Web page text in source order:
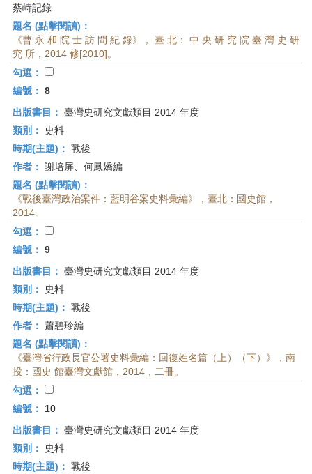
蔡峙記錄
題名 (點擊閱讀)：
《曹 永 和 院 士 訪 問 紀 錄》， 臺 北： 中 央 研 究 院 臺 灣 史 研
究 所，2014 修[2010]。
勾選：
編號： 8
出版書目： 臺灣史研究文獻類目 2014 年度
類別：
史料
時期(主題)： 戰後
作者： 謝培屏、何鳳嬌編
題名 (點擊閱讀)：
《戰後臺灣政治案件：藍明谷案史料彙編》，臺北：國史館，
2014。
勾選：
編號： 9
出版書目： 臺灣史研究文獻類目 2014 年度
類別：
史料
時期(主題)： 戰後
作者： 蕭碧珍編
題名 (點擊閱讀)：
《臺灣省行政長官公署史料彙編：回復姓名篇（上）（下）》，南
投：國史 館臺灣文獻館，2014，二冊。
勾選：
編號：
10
出版書目： 臺灣史研究文獻類目 2014 年度
類別：
史料
時期(主題)： 戰後